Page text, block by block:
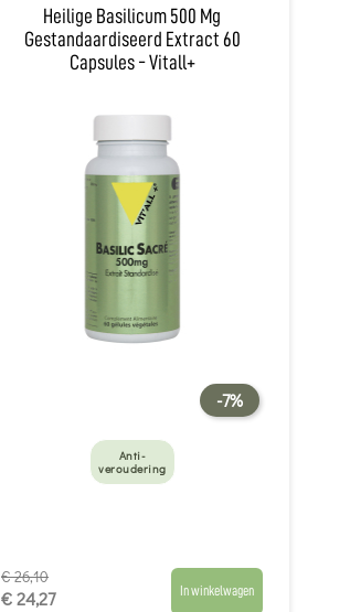
Heilige Basilicum 500 Mg
Gestandaardiseerd Extract 60
Capsules - Vitall+
-7%
Anti-
veroudering
€ 26,10
€ 24,27 In winkelwagen